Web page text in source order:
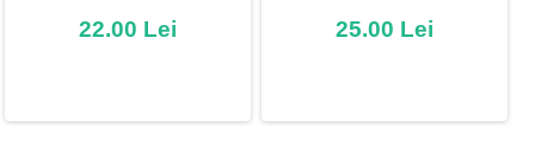
22.00 Lei 25.00 Lei